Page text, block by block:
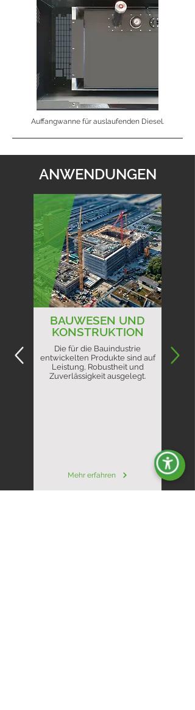
Auffangwanne für auslaufenden Diesel.
ANWENDUNGEN
BAUWESEN UND
KONSTRUKTION
Die für die Bauindustrie
entwickelten Produkte sind auf
Leistung, Robustheit und
Zuverlässigkeit ausgelegt.
Mehr erfahren